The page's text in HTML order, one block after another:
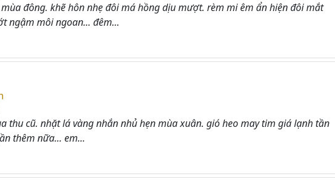
đông. khẽ hôn nhẹ đôi má hồng dịu mượt. rèm mi êm ẩn hiện đôi mắt
ngậm môi ngoan... đêm...
thu cũ. nhặt lá vàng nhắn nhủ hẹn mùa xuân. gió heo may tim giá lạnh tần
thêm nữa... em...